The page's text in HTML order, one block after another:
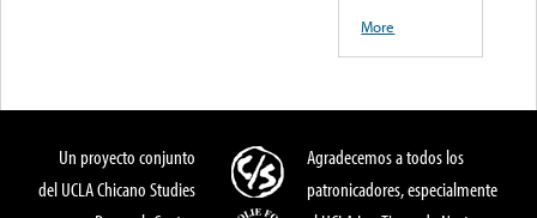
More
Un proyecto conjunto
del UCLA Chicano Studies
Agradecemos a todos los
patronicadores, especialmente